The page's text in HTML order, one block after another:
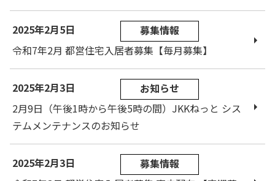
2025年2月5日
募集情報
令和7年2月 都営住宅入居者募集【毎月募集】
2025年2月3日
お知らせ
2月9日（午後1時から午後5時の間）JKKねっと シス
テムメンテナンスのお知らせ
2025年2月3日
募集情報